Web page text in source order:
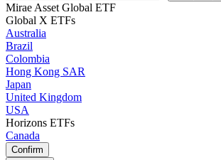
Mirae Asset Global ETF
Global X ETFs
Australia
Brazil
Colombia
Hong Kong SAR
Japan
United Kingdom
USA
Horizons ETFs
Canada
Confirm